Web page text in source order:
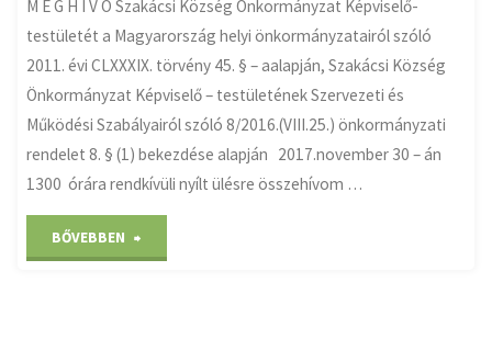
M E G H Í V Ó Szakácsi Község Önkormányzat Képviselő-
testületét a Magyarország helyi önkormányzatairól szóló
2011. évi CLXXXIX. törvény 45. § – aalapján, Szakácsi Község
Önkormányzat Képviselő – testületének Szervezeti és
Működési Szabályairól szóló 8/2016.(VIII.25.) önkormányzati
rendelet 8. § (1) bekezdése alapján 2017.november 30 – án
1300 órára rendkívüli nyílt ülésre összehívom …
BŐVEBBEN